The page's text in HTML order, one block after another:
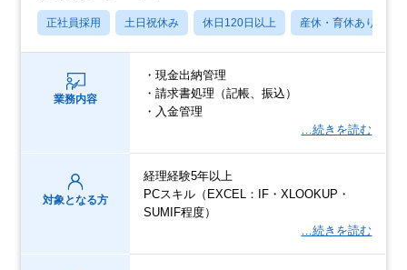
正社員採用 土日祝休み 休日120日以上 産休・育休あり
業務内容
・現金出納管理
・請求書処理（記帳、振込）
・入金管理
…続きを読む
対象となる方
経理経験5年以上
PCスキル（EXCEL：IF・XLOOKUP・
SUMIF程度）
…続きを読む